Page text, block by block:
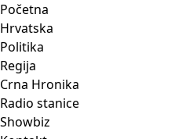
Početna
Hrvatska
Politika
Regija
Crna Hronika
Radio stanice
Showbiz